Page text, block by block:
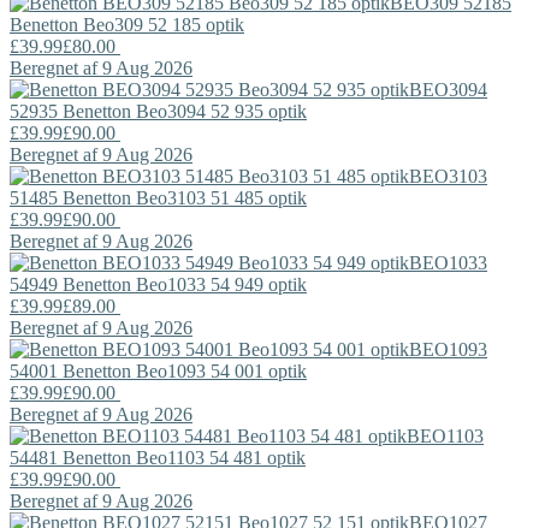
Benetton Beo309 52 185 optik
£39.99£80.00
Beregnet af 9 Aug 2026
BEO3094
52935 Benetton Beo3094 52 935 optik
£39.99£90.00
Beregnet af 9 Aug 2026
BEO3103
51485 Benetton Beo3103 51 485 optik
£39.99£90.00
Beregnet af 9 Aug 2026
BEO1033
54949 Benetton Beo1033 54 949 optik
£39.99£89.00
Beregnet af 9 Aug 2026
BEO1093
54001 Benetton Beo1093 54 001 optik
£39.99£90.00
Beregnet af 9 Aug 2026
BEO1103
54481 Benetton Beo1103 54 481 optik
£39.99£90.00
Beregnet af 9 Aug 2026
BEO1027